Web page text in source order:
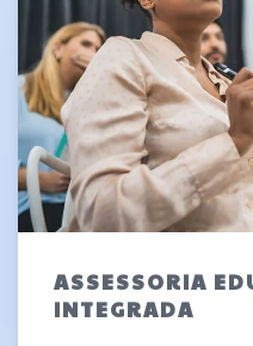
ASSESSORIA
INTEGRADA